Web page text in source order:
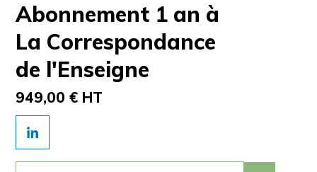
Abonnement 1 an à
La Correspondance
de l'Enseigne
949,00 € HT